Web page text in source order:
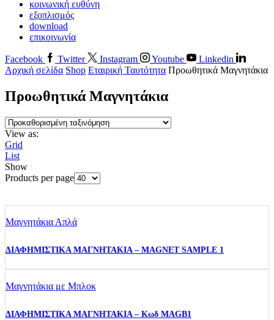
κοινωνική ευθύνη
εξοπλισμός
download
επικοινωνία
Facebook Twitter Instagram Youtube
Linkedin
Αρχική σελίδα Shop Εταιρική Ταυτότητα Προωθητικά Μαγνητάκια
Προωθητικά Μαγνητάκια
View as:
Grid
List
Show
Products per page
Μαγνητάκια Απλά
ΔΙΑΦΗΜΙΣΤΙΚΑ ΜΑΓΝΗΤΑΚΙΑ – MAGNET SAMPLE 1
Μαγνητάκια με Μπλοκ
ΔΙΑΦΗΜΙΣΤΙΚΑ ΜΑΓΝΗΤΑΚΙΑ – Κωδ MAGB1